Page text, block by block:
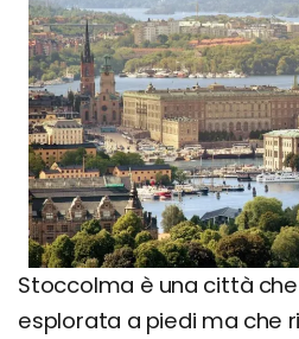
Stoccolma è una città
esplorata a piedi ma che